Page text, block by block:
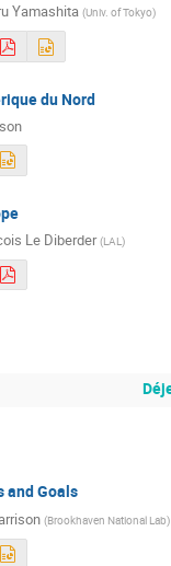
Yamashita (Univ. of Tokyo)
du Nord
Le Diberder (LAL)
and Goals
(Brookhaven National Lab)